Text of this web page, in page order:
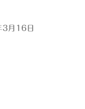
月16日